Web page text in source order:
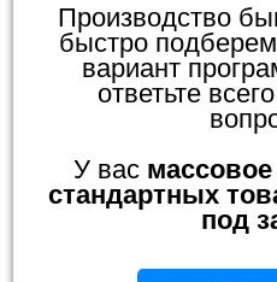
Производство
быстро
вариант
ответьте
У вас
стандартных
под